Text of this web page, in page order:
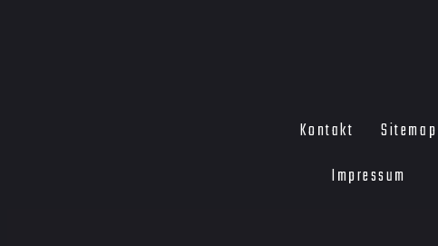
Kontakt
Sitemap
Impressum